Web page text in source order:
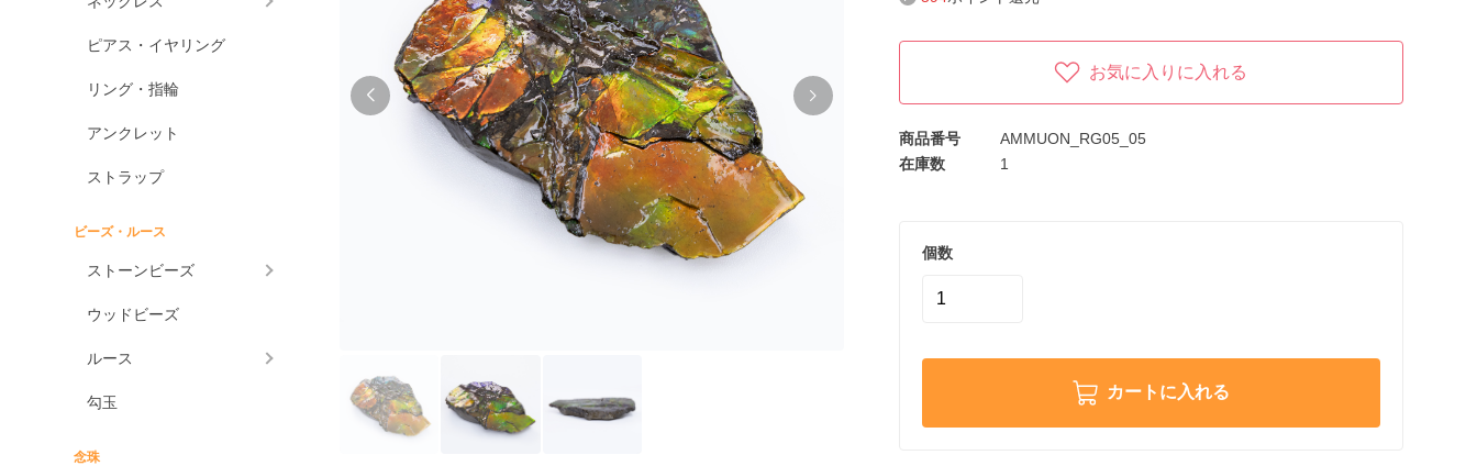
ピアス・イヤリング
リング・指輪
アンクレット
ストラップ
ビーズ・ルース
ストーンビーズ
ウッドビーズ
ルース
勾玉
念珠
お気に入りに入れる
商品番号
AMMUON_RG05_05
在庫数
1
個数
カートに入れる